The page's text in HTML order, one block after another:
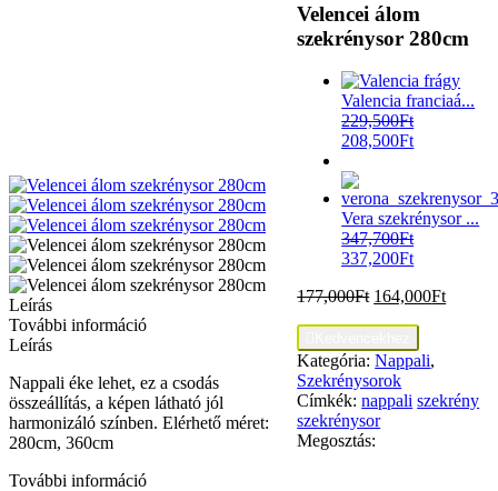
Velencei álom
szekrénysor 280cm
Valencia franciaá...
229,500Ft
208,500Ft
Vera szekrénysor ...
347,700Ft
337,200Ft
177,000Ft 164,000Ft
Kategória:Nappali,
Szekrénysorok
Címkék:nappali szekrény
szekrénysor
Megosztás:
Leírás
További információ
Leírás
Nappali éke lehet, ez a csodás
összeállítás, a képen látható jól
harmonizáló színben. Elérhető méret:
280cm, 360cm
További információ